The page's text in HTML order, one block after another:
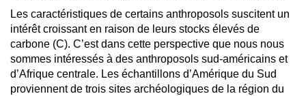
Les caractéristiques de certains anthroposols suscitent un
intérêt croissant en raison de leurs stocks élevés de
carbone (C). C’est dans cette perspective que nous nous
sommes intéressés à des anthroposols sud-américains et
d’Afrique centrale. Les échantillons d’Amérique du Sud
proviennent de trois sites archéologiques de la région du